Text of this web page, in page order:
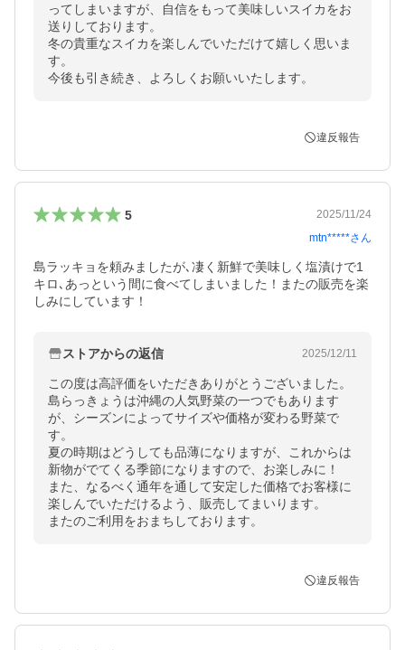
ってしまいますが、自信をもって美味しいスイカをお
送りしております。
冬の貴重なスイカを楽しんでいただけて嬉しく思いま
す。
今後も引き続き、よろしくお願いいたします。
違反報告
5
2025/11/24
mtn*****さん
島ラッキョを頼みましたが､凄く新鮮で美味しく塩漬けで1
キロ､あっという間に食べてしまいました！またの販売を楽
しみにしています！
ストアからの返信 2025/12/11
この度は高評価をいただきありがとうございました。
島らっきょうは沖縄の人気野菜の一つでもあります
が、シーズンによってサイズや価格が変わる野菜で
す。
夏の時期はどうしても品薄になりますが、これからは
新物がでてくる季節になりますので、お楽しみに！
また、なるべく通年を通して安定した価格でお客様に
楽しんでいただけるよう、販売してまいります。
またのご利用をおまちしております。
違反報告